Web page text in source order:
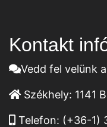
Kontakt
Vedd fel velünk
Székhely: 1141
Telefon: (+36-1)